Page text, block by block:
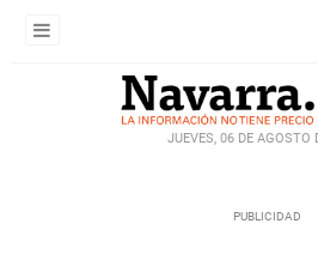
JUEVES, 06 DE AGOSTO